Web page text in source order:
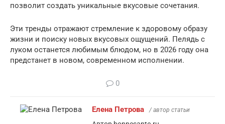
позволит создать уникальные вкусовые сочетания.
Эти тренды отражают стремление к здоровому образу
жизни и поиску новых вкусовых ощущений. Пелядь с
луком останется любимым блюдом, но в 2026 году она
предстанет в новом, современном исполнении.
0
Елена Петрова / автор статьи